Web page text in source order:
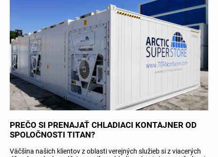
PREČO SI PRENAJAŤ CHLADIACI KONTAJNER OD
SPOLOČNOSTI TITAN?
Väčšina našich klientov z oblasti verejných služieb si z viacerých